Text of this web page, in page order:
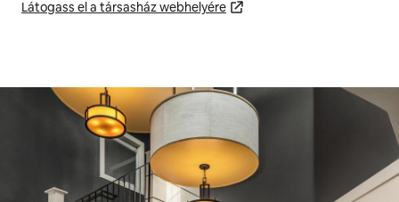
Látogass el a társasház webhelyére